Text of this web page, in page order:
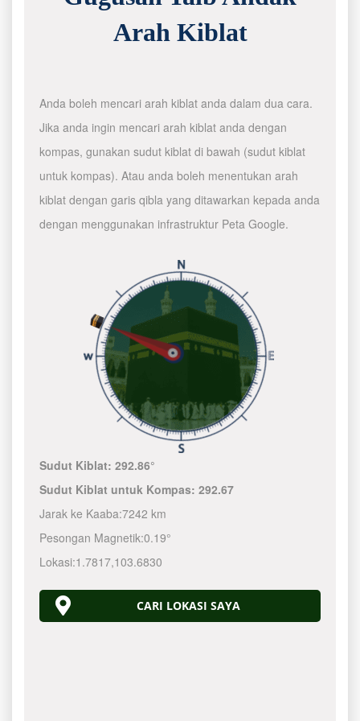
Arah Kiblat
Anda boleh mencari arah kiblat anda dalam dua cara.
Jika anda ingin mencari arah kiblat anda dengan
kompas, gunakan sudut kiblat di bawah (sudut kiblat
untuk kompas). Atau anda boleh menentukan arah
kiblat dengan garis qibla yang ditawarkan kepada anda
dengan menggunakan infrastruktur Peta Google.
Sudut Kiblat:292.86°
Sudut Kiblat untuk Kompas:292.67
Jarak ke Kaaba:7242 km
Pesongan Magnetik:0.19°
Lokasi:1.7817,103.6830
CARI LOKASI SAYA